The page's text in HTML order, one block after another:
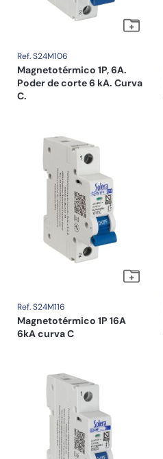
Ref. S24M106
Magnetotérmico 1P, 6A.
Poder de corte 6 kA. Curva
C.
Ref. S24M116
Magnetotérmico 1P 16A
6kA curva C